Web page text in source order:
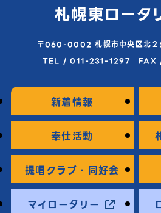
〒060-0002 札幌市中央区北２
TEL / 011-231-1297 FAX
新着情報
奉仕活動
提唱クラブ・同好会
マイロータリー